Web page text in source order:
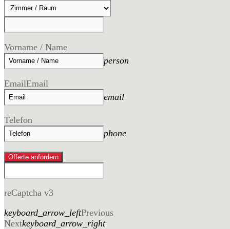
Vorname / Name
person
EmailEmail
email
Telefon
phone
Offerte anfordern
reCaptcha v3
keyboard_arrow_leftPrevious
Nextkeyboard_arrow_right